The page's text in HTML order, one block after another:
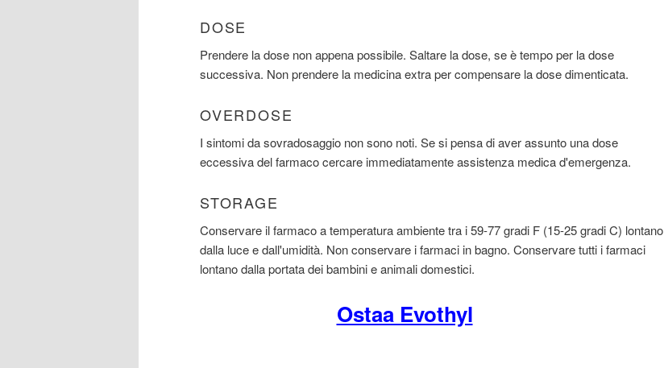
DOSE
Prendere la dose non appena possibile. Saltare la dose, se è tempo per la dose
successiva. Non prendere la medicina extra per compensare la dose dimenticata.
OVERDOSE
I sintomi da sovradosaggio non sono noti. Se si pensa di aver assunto una dose
eccessiva del farmaco cercare immediatamente assistenza medica d'emergenza.
STORAGE
Conservare il farmaco a temperatura ambiente tra i 59-77 gradi F (15-25 gradi C) lontano
dalla luce e dall'umidità. Non conservare i farmaci in bagno. Conservare tutti i farmaci
lontano dalla portata dei bambini e animali domestici.
Ostaa Evothyl